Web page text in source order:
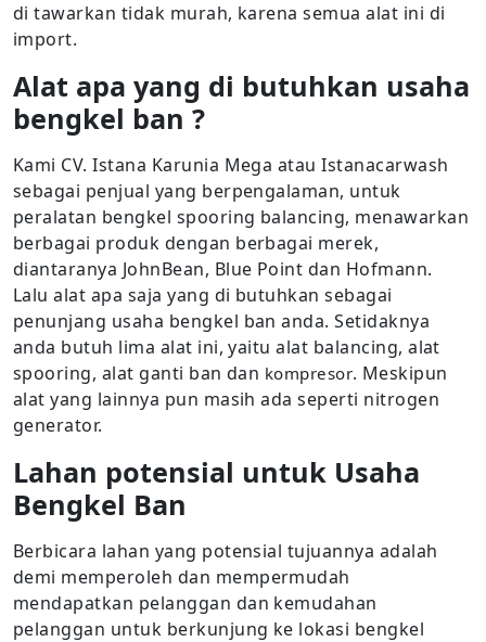
di tawarkan tidak murah, karena semua alat ini di
import.
Alat apa yang di butuhkan usaha
bengkel ban ?
Kami CV. Istana Karunia Mega atau Istanacarwash
sebagai penjual yang berpengalaman, untuk
peralatan bengkel spooring balancing, menawarkan
berbagai produk dengan berbagai merek,
diantaranya JohnBean, Blue Point dan Hofmann.
Lalu alat apa saja yang di butuhkan sebagai
penunjang usaha bengkel ban anda. Setidaknya
anda butuh lima alat ini, yaitu alat balancing, alat
spooring, alat ganti ban dan kompresor. Meskipun
alat yang lainnya pun masih ada seperti nitrogen
generator.
Lahan potensial untuk Usaha
Bengkel Ban
Berbicara lahan yang potensial tujuannya adalah
demi memperoleh dan mempermudah
mendapatkan pelanggan dan kemudahan
pelanggan untuk berkunjung ke lokasi bengkel